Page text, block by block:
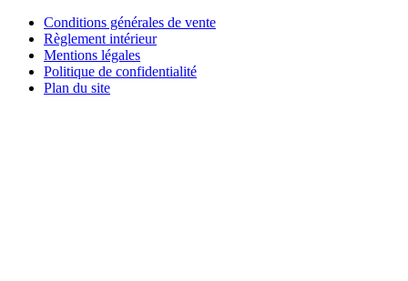
Conditions générales de vente
Règlement intérieur
Mentions légales
Politique de confidentialité
Plan du site